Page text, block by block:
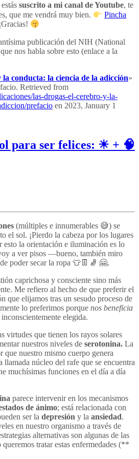
suscrito a mi canal de Youtube, te
que me vendrá muy bien.
Pincha
¡Gracias!
publicación del NIH (National
nos habla sobre esto (enlace a la
conducta: la ciencia de la adicción»
Retrieved from
las-drogas-el-cerebro-y-la-
prefacio en 2023, January 1
para ser felices: ☀ + 🧠
(múltiples e innumerables 😅) se
el sol. ¡Pierdo la cabeza por los lugares
esto la orientación e iluminación es lo
a ver pisos —bueno, también miro
poder secar la ropa 👕👖🧦 🤗.
caprichosa y consciente sino más
Me refiero al hecho de que preferir el
que elijamos tras un sesudo proceso de
lo preferimos porque nos beneficia
elegida.
virtudes que tienen los rayos solares
nuestros niveles de serotonina. La
que nuestro mismo cuerpo genera
llamada núcleo del rafe que se encuentra
muchísimas funciones en el día a día
parece intervenir en los mecanismos
de ánimo; está relacionada con
ser la depresión y la ansiedad.
en nuestro organismo a través de
alternativas son algunas de las
queremos tratar estas enfermedades (**